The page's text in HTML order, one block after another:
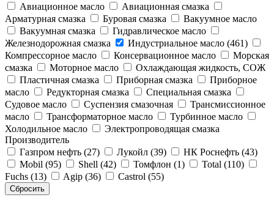
Авиационное масло
Авиационная смазка
Арматурная смазка
Буровая смазка
Вакуумное масло
Вакуумная смазка
Гидравлическое масло
Железнодорожная смазка
Индустриальное масло (461)
Компрессорное масло
Консервационное масло
Морская
смазка
Моторное масло
Охлаждающая жидкость, СОЖ
Пластичная смазка
Приборная смазка
Приборное
масло
Редукторная смазка
Специальная смазка
Судовое масло
Суспензия смазочная
Трансмиссионное
масло
Трансформаторное масло
Турбинное масло
Холодильное масло
Электропроводящая смазка
Производитель
Газпром нефть (27)
Лукойл (39)
НК Роснефть (43)
Mobil (95)
Shell (42) Томфлон (1)
Total (110)
Fuchs (13)
Agip (36) Castrol (55)